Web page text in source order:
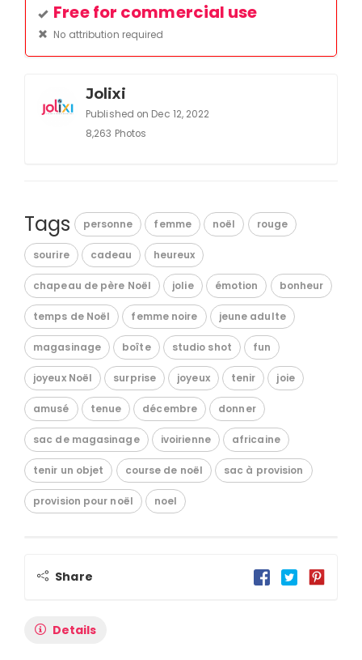
Free for commercial use
No attribution required
Jolixi
Published on Dec 12, 2022
8,263 Photos
Tags personne femme noël rouge
sourire cadeau heureux
chapeau de père Noël jolie émotion bonheur
temps de Noël femme noire jeune adulte
magasinage boîte studio shot fun
joyeux Noël surprise joyeux tenir joie
amusé tenue décembre donner
sac de magasinage ivoirienne africaine
tenir un objet course de noël sac à provision
provision pour noël noel
Share
Details